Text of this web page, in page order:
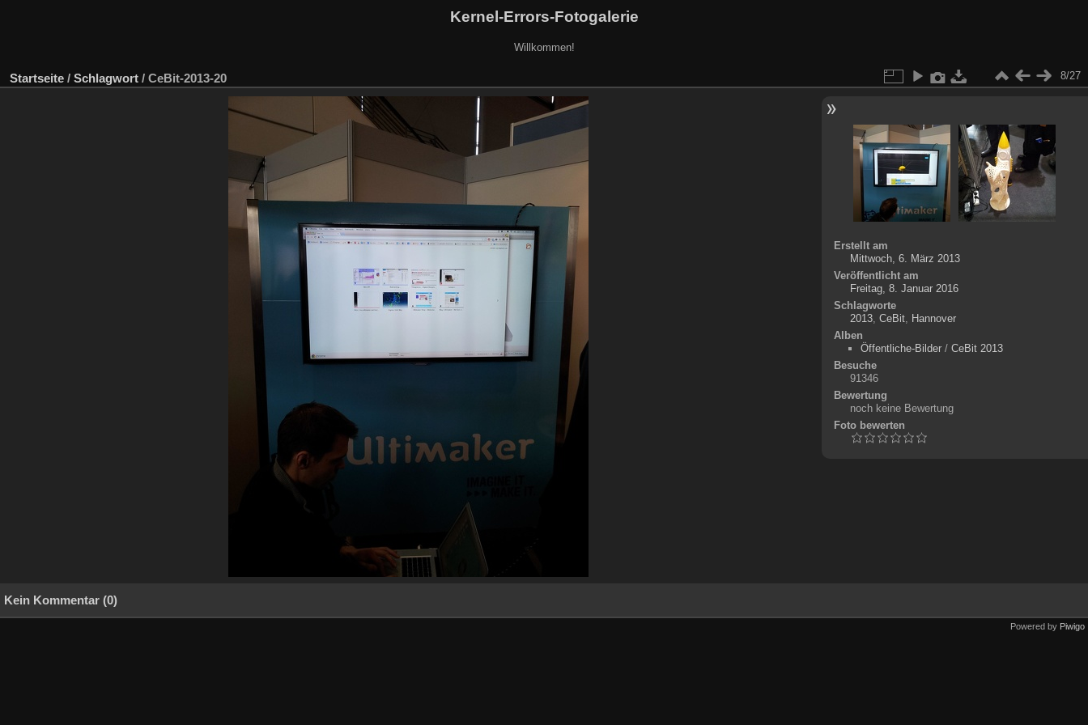
Kernel-Errors-Fotogalerie
Willkommen!
Startseite / Schlagwort / CeBit-2013-20 8/27
Erstellt am
Mittwoch, 6. März 2013
Veröffentlicht am
Freitag, 8. Januar 2016
Schlagworte
2013, CeBit, Hannover
Alben
Öffentliche-Bilder/ CeBit 2013
Besuche
91346
Bewertung
noch keine Bewertung
Foto bewerten
Kein Kommentar (0)
Powered by Piwigo